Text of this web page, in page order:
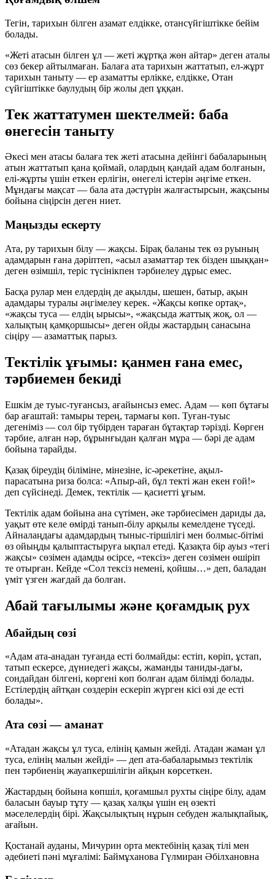
Тегін, тарихын білген азамат елдікке, отансүйгіштікке бейім
болады.
«Жеті атасын білген ұл — жеті жұртқа жөн айтар» деген аталы
сөз бекер айтылмаған. Балаға ата тарихын жаттатып, ел-жұрт
тарихын таныту — ер азаматты ерлікке, елдікке, Отан
сүйгіштікке баулудың бір жолы деп ұққан.
Тек жаттатумен шектелмей: баба
өнегесін таныту
Әкесі мен атасы балаға тек жеті атасына дейінгі бабаларының
атын жаттатып қана қоймай, олардың қандай адам болғанын,
елі-жұрты үшін еткен ерлігін, өнегелі істерін әңгіме еткен.
Мұндағы мақсат — бала ата дәстүрін жалғастырсын, жақсыны
бойына сіңірсін деген ниет.
Маңызды ескерту
Ата, ру тарихын білу — жақсы. Бірақ баланы тек өз руының
адамдарын ғана дәріптеп, «асыл азаматтар тек бізден шыққан»
деген өзімшіл, теріс түсінікпен тәрбиелеу дұрыс емес.
Басқа рулар мен елдердің де ақылды, шешен, батыр, ақын
адамдары туралы әңгімелеу керек. «Жақсы көпке ортақ»,
«жақсы туса — елдің ырысы», «жақсыда жаттық жоқ, ол —
халықтың қамқоршысы» деген ойды жастардың санасына
сіңіру — азаматтық парыз.
Тектілік ұғымы: қанмен ғана емес,
тәрбиемен бекиді
Ешкім де туыс-туғансыз, ағайынсыз емес. Адам — көп бұтағы
бар ағаштай: тамыры терең, тармағы көп. Туған-туыс
дегеніміз — сол бір түбірден тараған бұтақтар тәрізді. Көрген
тәрбие, алған нәр, бұрынғыдан қалған мұра — бәрі де адам
бойына тарайды.
Қазақ біреудің біліміне, мінезіне, іс-әрекетіне, ақыл-
парасатына риза болса: «Апыр-ай, бұл текті жан екен ғой!»
деп сүйсінеді. Демек, тектілік — қасиетті ұғым.
Тектілік адам бойына ана сүтімен, әке тәрбиесімен дариды да,
уақыт өте келе өмірді танып-білу арқылы кемелдене түседі.
Айналаңдағы адамдардың тыныс-тіршілігі мен болмыс-бітімі
өз ойыңды қалыптастыруға ықпал етеді. Қазақта бір ауыз «тегі
жақсы» сөзімен адамды өсірсе, «тексіз» деген сөзімен өшіріп
те отырған. Кейде «Сол тексіз немені, қойшы…» деп, баладан
үміт үзген жағдай да болған.
Абай тағылымы және қоғамдық рух
Абайдың сөзі
«Адам ата-анадан туғанда есті болмайды: естіп, көріп, ұстап,
татып ескерсе, дүниедегі жақсы, жаманды таниды-дағы,
сондайдан білгені, көргені көп болған адам білімді болады.
Естілердің айтқан сөздерін ескеріп жүрген кісі өзі де есті
болады».
Ата сөзі — аманат
«Атадан жақсы ұл туса, елінің қамын жейді. Атадан жаман ұл
туса, елінің малын жейді» — деп ата-бабаларымыз тектілік
пен тәрбиенің жауапкершілігін айқын көрсеткен.
Жастардың бойына көпшіл, қоғамшыл рухты сіңіре білу, адам
баласын бауыр тұту — қазақ халқы үшін ең өзекті
мәселелердің бірі. Жақсылықтың нұрын себуден жалықпайық,
ағайын.
Қостанай ауданы, Мичурин орта мектебінің қазақ тілі мен
әдебиеті пәні мұғалімі: Баймұханова Гүлмиран Әбілхановна